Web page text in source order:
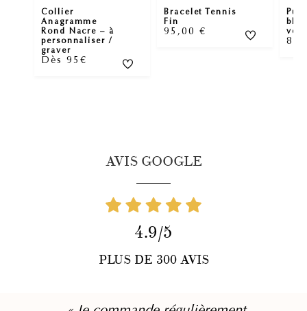
Collier
Anagramme
Rond Nacre – à
personnaliser /
graver
Dès 95€
Bracelet Tennis
Fin
95,00 €
AVIS GOOGLE
4.9/5
PLUS DE 300 AVIS